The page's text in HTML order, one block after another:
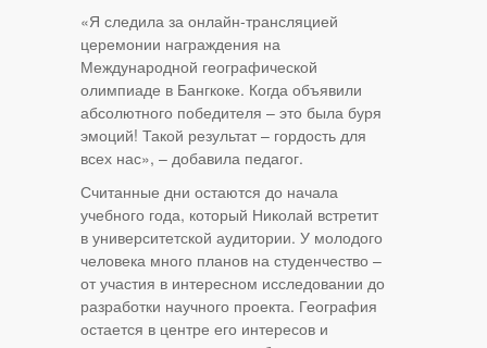
«Я следила за онлайн-трансляцией
церемонии награждения на
Международной географической
олимпиаде в Бангкоке. Когда объявили
абсолютного победителя – это была буря
эмоций! Такой результат – гордость для
всех нас», – добавила педагог.
Считанные дни остаются до начала
учебного года, который Николай встретит
в университетской аудитории. У молодого
человека много планов на студенчество –
от участия в интересном исследовании до
разработки научного проекта. География
остается в центре его интересов и